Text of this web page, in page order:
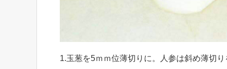
1.玉葱を5ｍｍ位薄切りに。人参は斜め薄切